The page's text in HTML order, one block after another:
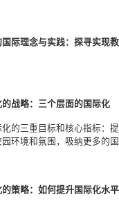
际理念与实践：探寻实现
战略：三个层面的国际化
的三重目标和核心指标：
环境和氛围，吸纳更多的国
策略：如何提升国际化水平